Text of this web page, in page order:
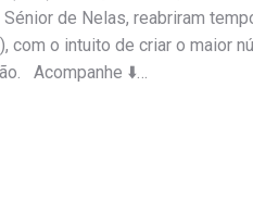
de Nelas, reabriram
com o intuito de criar o maior
Acompanhe ⬇️…